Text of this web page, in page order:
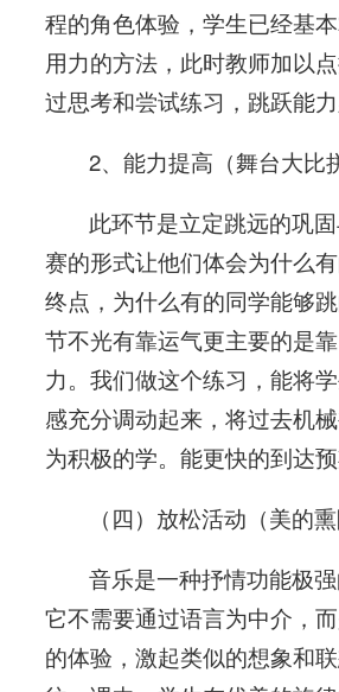
程的角色体验，学生已经基
用力的方法，此时教师加以
过思考和尝试练习，跳跃能力
2、能力提高（舞台大比
此环节是立定跳远的巩
赛的形式让他们体会为什么
终点，为什么有的同学能够
节不光有靠运气更主要的是
力。我们做这个练习，能将
感充分调动起来，将过去机
为积极的学。能更快的到达预
（四）放松活动（美的熏
音乐是一种抒情功能极强
它不需要通过语言为中介，
的体验，激起类似的想象和